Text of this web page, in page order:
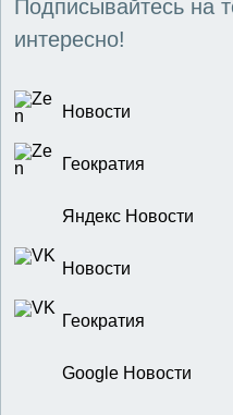
Подписывайтесь на
интересно!
Новости
Геократия
Яндекс Новости
Новости
Геократия
Google Новости